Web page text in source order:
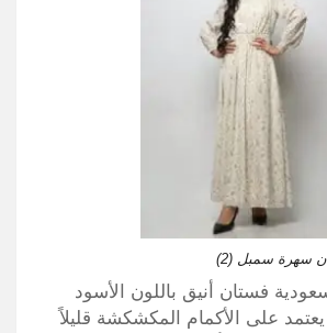
سهرة سمبل (2)
فستان أنيق باللون الأسود
على الأكمام المكشكشة قليلاً